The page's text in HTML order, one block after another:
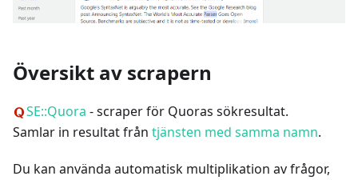
Översikt av scrapern
SE::Quora - scraper för Quoras sökresultat.
Samlar in resultat från tjänsten med samma namn.
Du kan använda automatisk multiplikation av frågor,